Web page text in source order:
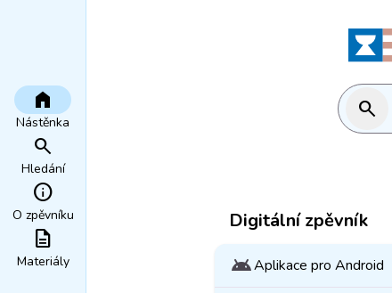
home
Nástěnka
search
Hledání
info
O zpěvníku
description
Materiály
search
Digitální zpěvník
androidAplikace pro Android